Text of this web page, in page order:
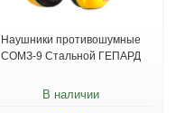
Наушники противошумные
СОМЗ-9 Стальной ГЕПАРД
В наличии